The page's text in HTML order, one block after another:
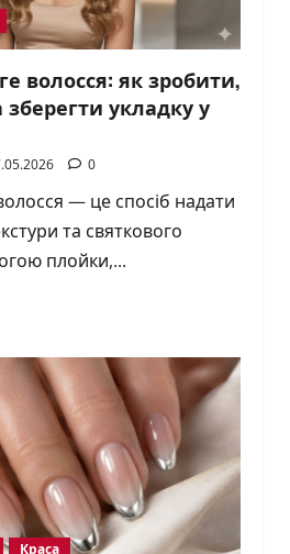
волосся: як зробити,
зберегти укладку у
0
— це спосіб надати
та святкового
плойки,...
Краса